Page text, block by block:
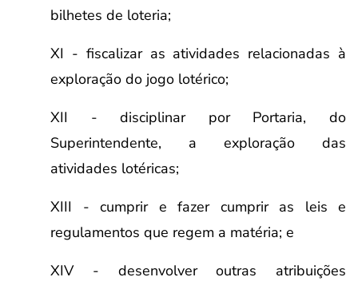
bilhetes de loteria;
XI - fiscalizar as atividades relacionadas à
exploração do jogo lotérico;
XII - disciplinar por Portaria, do
Superintendente, a exploração das
atividades lotéricas;
XIII - cumprir e fazer cumprir as leis e
regulamentos que regem a matéria; e
XIV - desenvolver outras atribuições